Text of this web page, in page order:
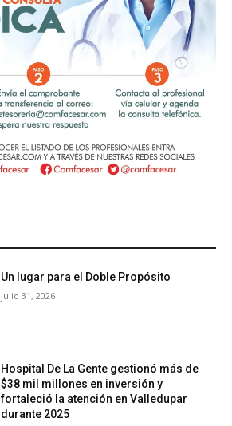
Un lugar para el Doble Propósito
julio 31, 2026
Hospital De La Gente gestionó más de
$38 mil millones en inversión y
fortaleció la atención en Valledupar
durante 2025